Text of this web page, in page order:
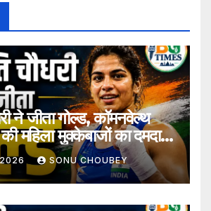
ने जीता गोल्ड, कॉमनवेल्थ
महिला मुक्केबाजों का दमदार
SONU CHOUBEY